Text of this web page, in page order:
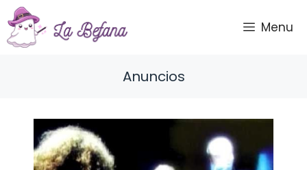
Saltar
al
contenido
Menu
Anuncios